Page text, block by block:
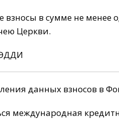
в сумме не менее
Церкви.
данных взносов в
международная